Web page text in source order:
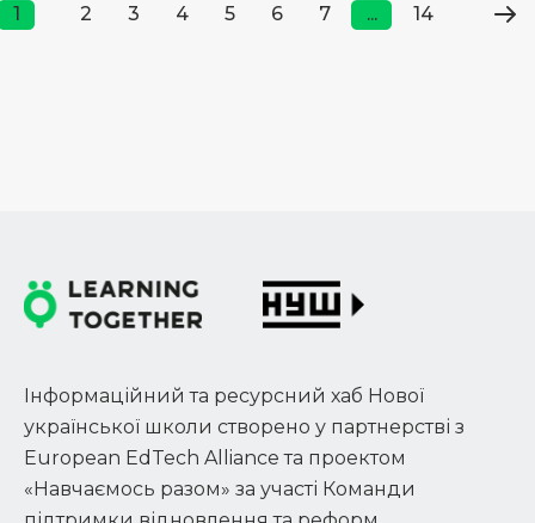
1 2 3 4 5 6 7 ... 14
Інформаційний та ресурсний хаб Нової
української школи створено у партнерстві з
European EdTech Alliance та проектом
«Навчаємось разом» за участі Команди